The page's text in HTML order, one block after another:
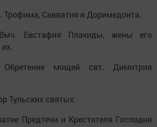
Трофима, Савватия и Доримедонта.
Евстафия Плакиды, жены его
мощей свт. Димитрия
Тульских святых.
Предтечи и Крестителя Господня